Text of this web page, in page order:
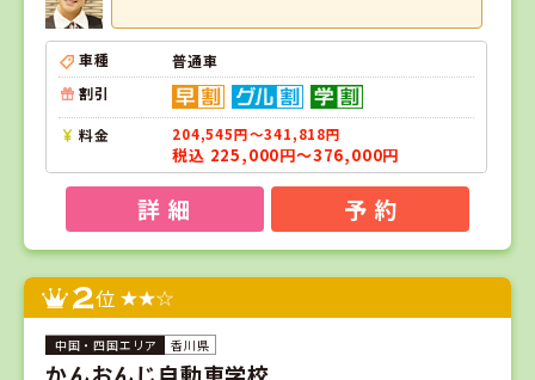
車種
普通車
割引
料金 204,545円～341,818円
税込 225,000円～376,000円
詳 細 予 約
2位
香川県